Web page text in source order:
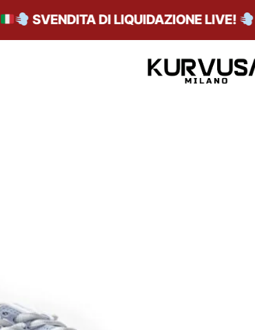
SVENDITA DI LIQUIDAZIONE LIVE!